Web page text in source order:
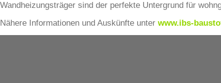
Wandheizungsträger sind der perfekte Untergrund für
Nähere Informationen und Auskünfte unter www.ibs-